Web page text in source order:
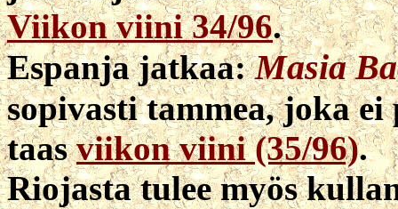
Viikon viini 34/96.
Espanja jatkaa:Masia
sopivasti tammea, joka
taasviikon viini (35/96).
Riojasta tulee myös